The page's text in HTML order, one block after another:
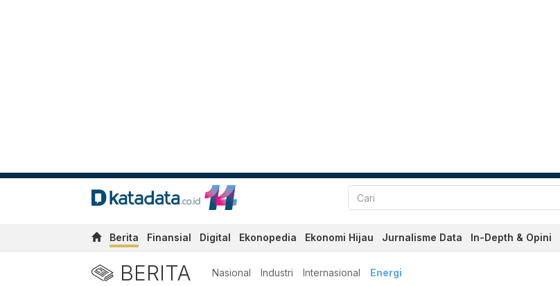
Berita Finansial Digital Ekonopedia Ekonomi Hijau Jurnalisme Data In-Depth & Opini
BERITA Nasional Industri Internasional Energi